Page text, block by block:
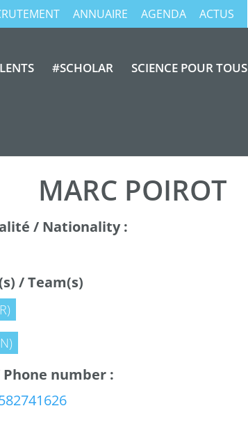
ANNUAIRE AGENDA ACTUS
#SCHOLAR SCIENCE POUR TOUS
MARC POIROT
/ Nationality :
/ Team(s)
Phone number :